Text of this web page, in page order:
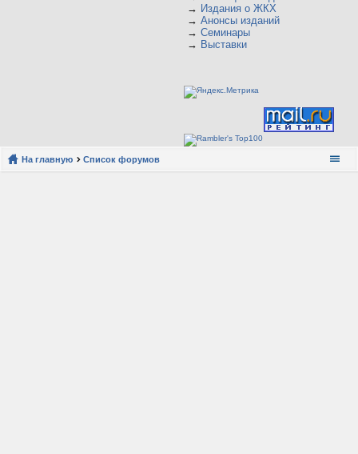
→ Издания о ЖКХ
→ Анонсы изданий
→ Семинары
→ Выставки
На главную Список форумов